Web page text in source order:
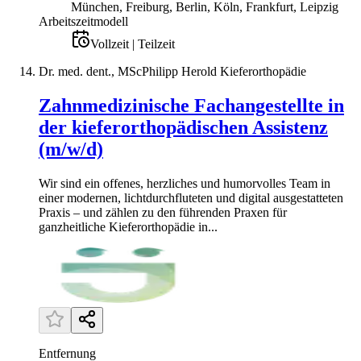
München, Freiburg, Berlin, Köln, Frankfurt, Leipzig
Arbeitszeitmodell
Vollzeit | Teilzeit
Dr. med. dent., MScPhilipp Herold Kieferorthopädie
Zahnmedizinische Fachangestellte in
der kieferorthopädischen Assistenz
(m/w/d)
Wir sind ein offenes, herzliches und humorvolles Team in
einer modernen, lichtdurchfluteten und digital ausgestatteten
Praxis – und zählen zu den führenden Praxen für
ganzheitliche Kieferorthopädie in...
Entfernung